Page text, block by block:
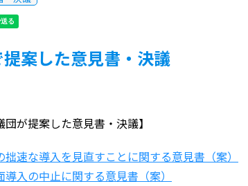
案した意見書・決議
団が提案した意見書・決議】
速な導入を見直すことに関する意見書（案）
入の中止に関する意見書（案）